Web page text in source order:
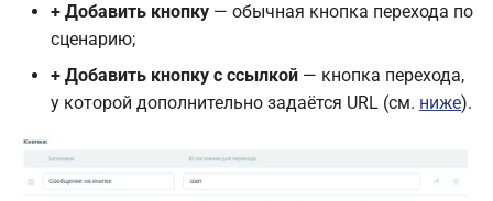
+ Добавить кнопку — обычная кнопка перехода по
сценарию;
+ Добавить кнопку с ссылкой — кнопка перехода,
у которой дополнительно задаётся URL (см. ниже).